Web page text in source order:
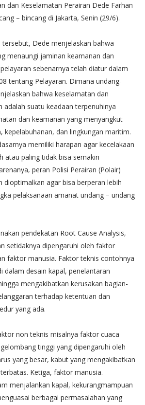
dan Keselamatan Perairan Dede Farhan
– bincang di Jakarta, Senin (29/6).
Dede menjelaskan bahwa
menaungi jaminan keamanan dan
sebenarnya telah diatur dalam
tentang Pelayaran. Dimana undang-
bahwa keselamatan dan
adalah suatu keadaan terpenuhinya
dan keamanan yang menyangkut
kepelabuhanan, dan lingkungan maritim.
memiliki harapan agar kecelakaan
atau paling tidak bisa semakin
peran Polisi Perairan (Polair)
dioptimalkan agar bisa berperan lebih
pelaksanaan amanat undang – undang
pendekatan Root Cause Analysis,
setidaknya dipengaruhi oleh faktor
faktor manusia. Faktor teknis contohnya
dalam desain kapal, penelantaran
mengakibatkan kerusakan bagian-
terhadap ketentuan dan
yang ada.
non teknis misalnya faktor cuaca
tinggi yang dipengaruhi oleh
yang besar, kabut yang mengakibatkan
Ketiga, faktor manusia.
menjalankan kapal, kekurangmampuan
berbagai permasalahan yang